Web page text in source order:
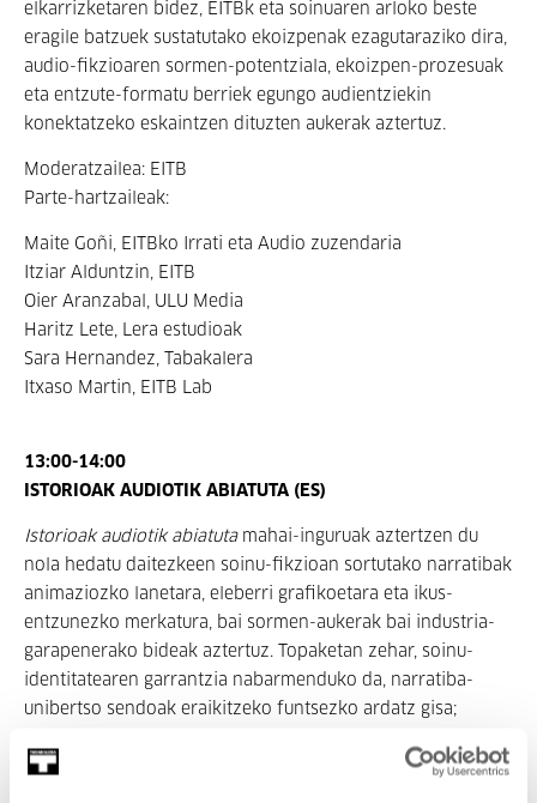
elkarrizketaren bidez, EITBk eta soinuaren arloko beste
eragile batzuek sustatutako ekoizpenak ezagutaraziko dira,
audio-fikzioaren sormen-potentziala, ekoizpen-prozesuak
eta entzute-formatu berriek egungo audientziekin
konektatzeko eskaintzen dituzten aukerak aztertuz.
Moderatzailea: EITB
Parte-hartzaileak:
Maite Goñi, EITBko Irrati eta Audio zuzendaria
Itziar Alduntzin, EITB
Oier Aranzabal, ULU Media
Haritz Lete, Lera estudioak
Sara Hernandez, Tabakalera
Itxaso Martin, EITB Lab
13:00-14:00
ISTORIOAK AUDIOTIK ABIATUTA (ES)
Istorioak audiotik abiatutamahai-inguruak aztertzen du
nola hedatu daitezkeen soinu-fikzioan sortutako narratibak
animaziozko lanetara, eleberri grafikoetara eta ikus-
entzunezko merkatura, bai sormen-aukerak bai industria-
garapenerako bideak aztertuz. Topaketan zehar, soinu-
identitatearen garrantzia nabarmenduko da, narratiba-
unibertso sendoak eraikitzeko funtsezko ardatz gisa;
konektatzeko gai diren unibertsoak, sorkuntza